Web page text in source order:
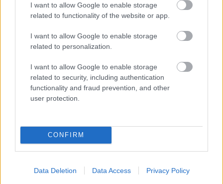
I want to allow Google to enable storage
related to functionality of the website or app.
I want to allow Google to enable storage
related to personalization.
I want to allow Google to enable storage
related to security, including authentication
functionality and fraud prevention, and other
user protection.
CONFIRM
Data Deletion Data Access Privacy Policy
Családi botrány szülte a Szabó Ervin
A hülyéket is összeszámolták 150 évvel
ezelőtt!
Csortos Gyula, a színészkirály és nőfaló